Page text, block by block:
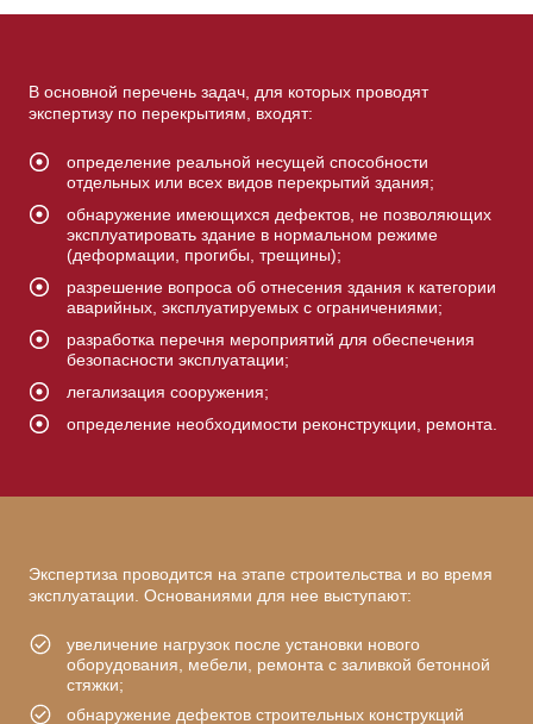
В основной перечень задач, для которых проводят
экспертизу по перекрытиям, входят:
определение реальной несущей способности
отдельных или всех видов перекрытий здания;
обнаружение имеющихся дефектов, не позволяющих
эксплуатировать здание в нормальном режиме
(деформации, прогибы, трещины);
разрешение вопроса об отнесения здания к категории
аварийных, эксплуатируемых с ограничениями;
разработка перечня мероприятий для обеспечения
безопасности эксплуатации;
легализация сооружения;
определение необходимости реконструкции, ремонта.
Экспертиза проводится на этапе строительства и во время
эксплуатации. Основаниями для нее выступают:
увеличение нагрузок после установки нового
оборудования, мебели, ремонта с заливкой бетонной
стяжки;
обнаружение дефектов строительных конструкций